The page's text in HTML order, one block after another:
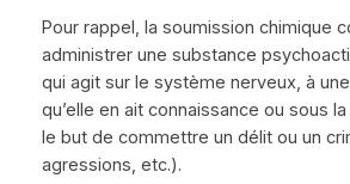
Pour rappel, la soumission chimique
administrer une substance
qui agit sur le système nerveux, à
qu’elle en ait connaissance ou sous
le but de commettre un délit ou un
agressions, etc.).